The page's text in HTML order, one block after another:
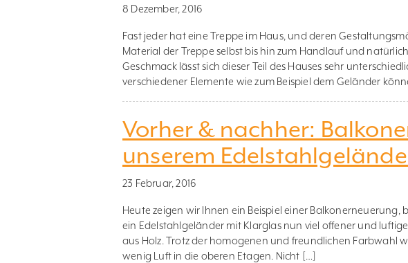
8 Dezember, 2016
Fast jeder hat eine Treppe im Haus, und deren
Material der Treppe selbst bis hin zum Handlauf und
Geschmack lässt sich dieser Teil des Hauses sehr
verschiedener Elemente wie zum Beispiel dem Geländer
Vorher & nachher:
unserem
23 Februar, 2016
Heute zeigen wir Ihnen ein Beispiel einer Balkonerneuerung,
ein Edelstahlgeländer mit Klarglas nun viel offener und
aus Holz. Trotz der homogenen und freundlichen Farbwahl
wenig Luft in die oberen Etagen. Nicht […]